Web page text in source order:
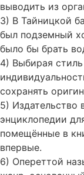
выводить из
3) В Тайницкой
был подземный
было бы брать
4) Выбирая
сохранять
5)
энциклопедии
помещённые в
впервые.
6) Опереттой